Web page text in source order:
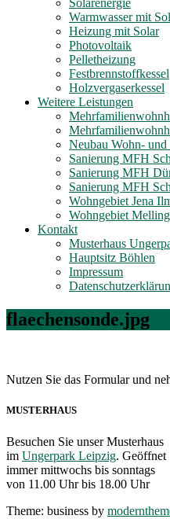
Solarenergie
Warmwasser mit
Heizung mit Solar
Photovoltaik
Pelletheizung
Festbrennstoffkessel
Holzvergaserkessel
Weitere Leistungen
Neubau Wohn- und
Sanierung MFH
Sanierung MFH
Sanierung MFH
Wohngebiet Jena
Wohngebiet
Kontakt
Musterhaus
Hauptsitz Böhlen
Impressum
flaechensonde.jpg
Nutzen Sie das Formular und
MUSTERHAUS
Besuchen Sie unser Musterhaus
im Ungerpark Leipzig. Geöffnet
immer mittwochs bis sonntags
von 11.00 Uhr bis 18.00 Uhr
Theme: business by